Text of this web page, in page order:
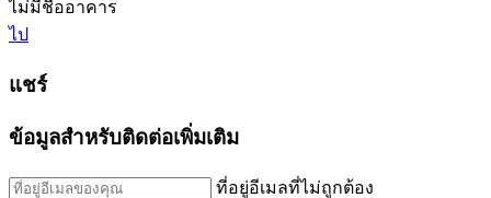
ไม่มีชื่ออาคาร
ไป
แชร์
ข้อมูลสำหรับติดต่อเพิ่มเติม
ที่อยู่อีเมลที่ไม่ถูกต้อง